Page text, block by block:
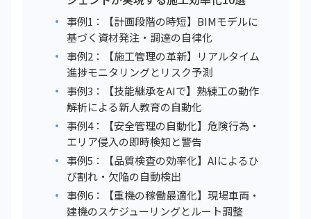
事例1：【計画段階の時短】BIMモデルに
基づく資材発注・調達の自律化
事例2：【施工管理の革新】リアルタイム
進捗モニタリングとリスク予測
事例3：【技能継承をAIで】熟練工の動作
解析による新人教育の自動化
事例4：【安全管理の自動化】危険行為・
エリア侵入の即時検知と警告
事例5：【品質検査の効率化】AIによるひ
び割れ・欠陥の自動検出
事例6：【重機の稼働最適化】現場車両・
建機のスケジューリングとルート調整